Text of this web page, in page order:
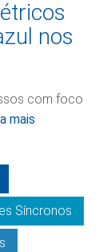
nos
com foco
mais
Síncronos